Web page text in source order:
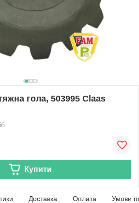
гола, 503995 Claas
Купити
Доставка Оплата Умови